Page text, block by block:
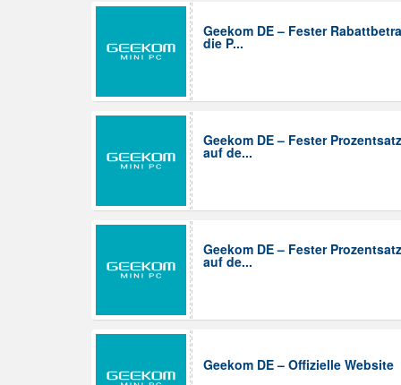
Geekom DE – Fester
die P...
Geekom DE – Fester
auf de...
Geekom DE – Fester
auf de...
Geekom DE – Offizielle Website